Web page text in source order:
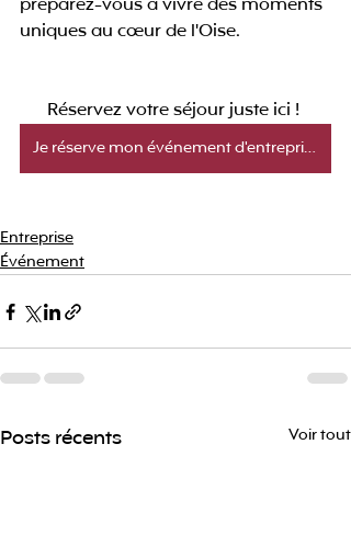
préparez-vous à vivre des moments
uniques au cœur de l'Oise.
Réservez votre séjour juste ici !
Je réserve mon événement d'entreprise !
Entreprise
Événement
Posts récents Voir tout